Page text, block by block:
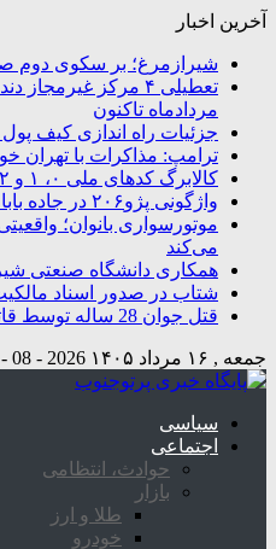
آخرین اخبار
شیرازمرغ؛ بر سکوی دوم
تعطیلی ۴ مرکز
مردادماه تاکنون
جزئیات راه اندازی کیف پول
ترامپ: مذاکرات با تهران
کالابرگ کدهای ملی ۰، ۱ و ۲ شارژ شد
واژگونی پژو۲۰۶ در جاده بابامیدان- نورآباد با ۳ مصدوم
موتورسواری بانوان؛
می‌کند
همکاری دانشگاه صنعتی
شتاب در صدور اسناد
قتل جوان 28 ساله توسط قاتل 15 ساله در کازرون
جمعه , ۱۶ مرداد ۱۴۰۵ 2026 - 08 - 07
سیاسی
اجتماعی
حوادث، انتظامی
بازار
طلا و ارز
خودرو